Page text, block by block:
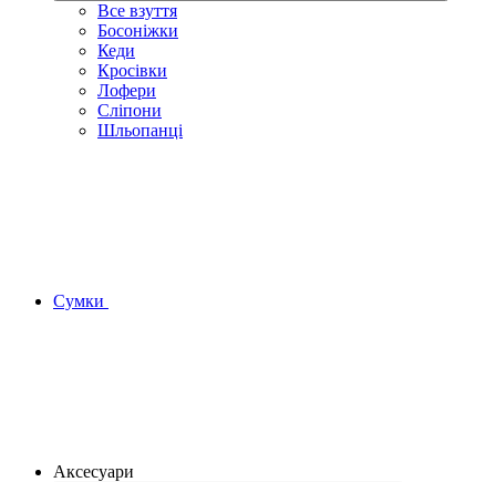
Все взуття
Босоніжки
Кеди
Кросівки
Лофери
Сліпони
Шльопанці
Сумки
Аксесуари